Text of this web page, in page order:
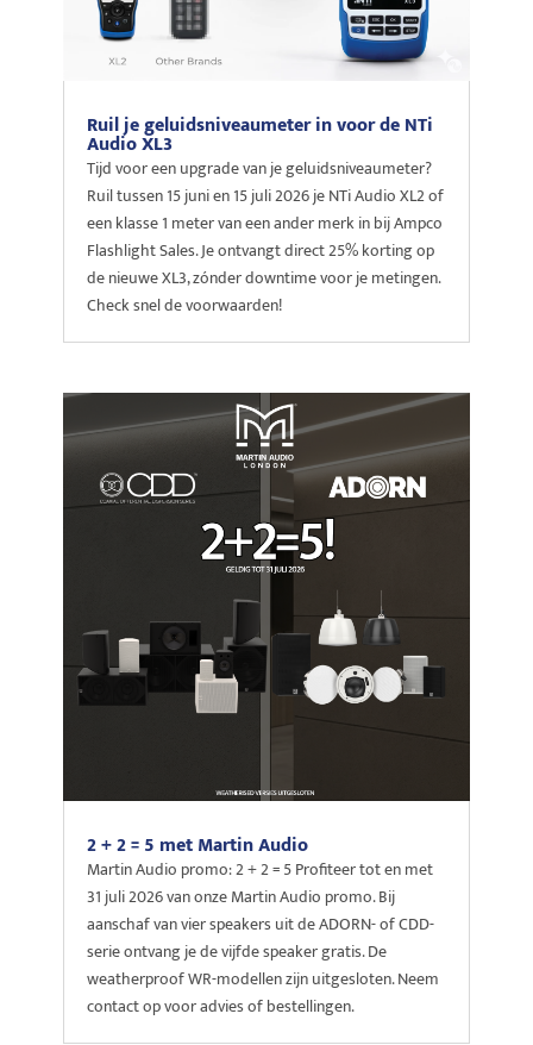
Ruil je geluidsniveaumeter in voor de NTi
Audio XL3
Tijd voor een upgrade van je geluidsniveaumeter?
Ruil tussen 15 juni en 15 juli 2026 je NTi Audio XL2 of
een klasse 1 meter van een ander merk in bij Ampco
Flashlight Sales. Je ontvangt direct 25% korting op
de nieuwe XL3, zónder downtime voor je metingen.
Check snel de voorwaarden!
2 + 2 = 5 met Martin Audio
Martin Audio promo: 2 + 2 = 5 Profiteer tot en met
31 juli 2026 van onze Martin Audio promo. Bij
aanschaf van vier speakers uit de ADORN- of CDD-
serie ontvang je de vijfde speaker gratis. De
weatherproof WR-modellen zijn uitgesloten. Neem
contact op voor advies of bestellingen.